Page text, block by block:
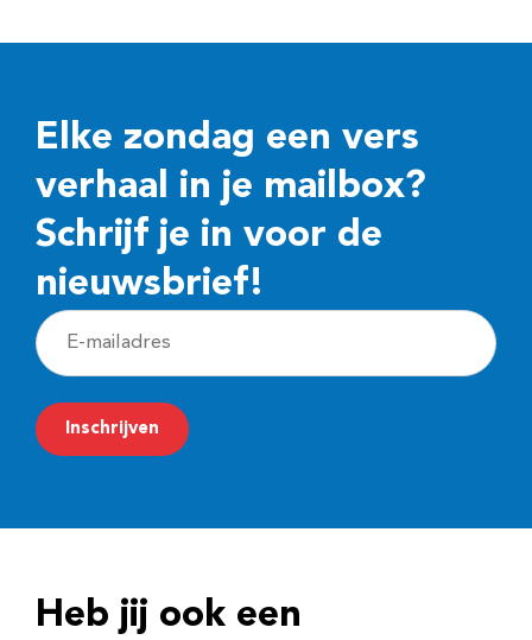
Elke zondag een vers
verhaal in je mailbox?
Schrijf je in voor de
nieuwsbrief!
E
-
m
a
r
Inschrijven
Heb jij ook een